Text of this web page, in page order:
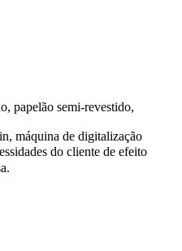
papelão semi-revestido,
máquina de digitalização
do cliente de efeito